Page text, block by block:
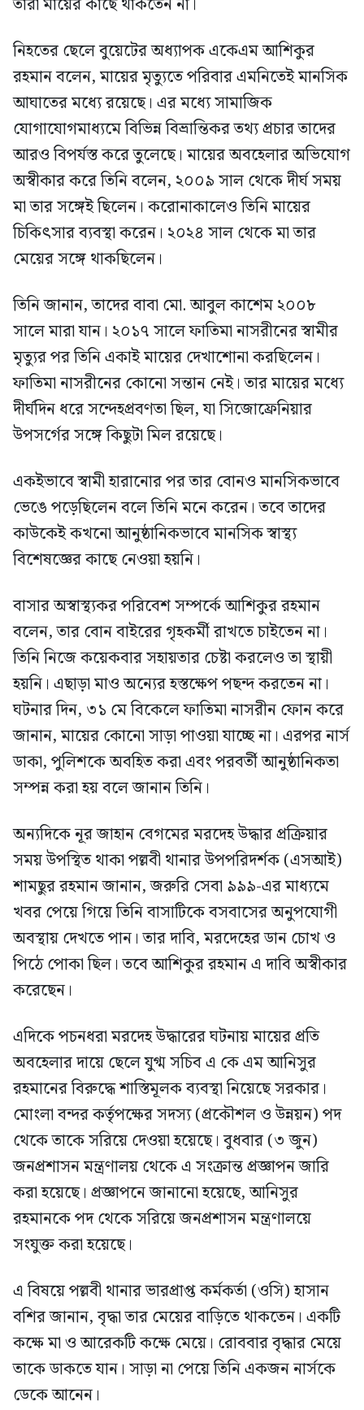
নিহতের ছেলে বুয়েটের অধ্যাপক একেএম আশিকুর
রহমান বলেন, মায়ের মৃত্যুতে পরিবার এমনিতেই মানসিক
আঘাতের মধ্যে রয়েছে। এর মধ্যে সামাজিক
যোগাযোগমাধ্যমে বিভিন্ন বিভ্রান্তিকর তথ্য প্রচার তাদের
আরও বিপর্যস্ত করে তুলেছে। মায়ের অবহেলার অভিযোগ
অস্বীকার করে তিনি বলেন, ২০০৯ সাল থেকে দীর্ঘ সময়
মা তার সঙ্গেই ছিলেন। করোনাকালেও তিনি মায়ের
চিকিৎসার ব্যবস্থা করেন। ২০২৪ সাল থেকে মা তার
মেয়ের সঙ্গে থাকছিলেন।
তিনি জানান, তাদের বাবা মো. আবুল কাশেম ২০০৮
সালে মারা যান। ২০১৭ সালে ফাতিমা নাসরীনের স্বামীর
মৃত্যুর পর তিনি একাই মায়ের দেখাশোনা করছিলেন।
ফাতিমা নাসরীনের কোনো সন্তান নেই। তার মায়ের মধ্যে
দীর্ঘদিন ধরে সন্দেহপ্রবণতা ছিল, যা সিজোফ্রেনিয়ার
উপসর্গের সঙ্গে কিছুটা মিল রয়েছে।
একইভাবে স্বামী হারানোর পর তার বোনও মানসিকভাবে
ভেঙে পড়েছিলেন বলে তিনি মনে করেন। তবে তাদের
কাউকেই কখনো আনুষ্ঠানিকভাবে মানসিক স্বাস্থ্য
বিশেষজ্ঞের কাছে নেওয়া হয়নি।
বাসার অস্বাস্থ্যকর পরিবেশ সম্পর্কে আশিকুর রহমান
বলেন, তার বোন বাইরের গৃহকর্মী রাখতে চাইতেন না।
তিনি নিজে কয়েকবার সহায়তার চেষ্টা করলেও তা স্থায়ী
হয়নি। এছাড়া মাও অন্যের হস্তক্ষেপ পছন্দ করতেন না।
ঘটনার দিন, ৩১ মে বিকেলে ফাতিমা নাসরীন ফোন করে
জানান, মায়ের কোনো সাড়া পাওয়া যাচ্ছে না। এরপর নার্স
ডাকা, পুলিশকে অবহিত করা এবং পরবর্তী আনুষ্ঠানিকতা
সম্পন্ন করা হয় বলে জানান তিনি।
অন্যদিকে নূর জাহান বেগমের মরদেহ উদ্ধার প্রক্রিয়ার
সময় উপস্থিত থাকা পল্লবী থানার উপপরিদর্শক (এসআই)
শামছুর রহমান জানান, জরুরি সেবা ৯৯৯-এর মাধ্যমে
খবর পেয়ে গিয়ে তিনি বাসাটিকে বসবাসের অনুপযোগী
অবস্থায় দেখতে পান। তার দাবি, মরদেহের ডান চোখ ও
পিঠে পোকা ছিল। তবে আশিকুর রহমান এ দাবি অস্বীকার
করেছেন।
এদিকে পচনধরা মরদেহ উদ্ধারের ঘটনায় মায়ের প্রতি
অবহেলার দায়ে ছেলে যুগ্ম সচিব এ কে এম আনিসুর
রহমানের বিরুদ্ধে শাস্তিমূলক ব্যবস্থা নিয়েছে সরকার।
মোংলা বন্দর কর্তৃপক্ষের সদস্য (প্রকৌশল ও উন্নয়ন) পদ
থেকে তাকে সরিয়ে দেওয়া হয়েছে। বুধবার (৩ জুন)
জনপ্রশাসন মন্ত্রণালয় থেকে এ সংক্রান্ত প্রজ্ঞাপন জারি
করা হয়েছে। প্রজ্ঞাপনে জানানো হয়েছে, আনিসুর
রহমানকে পদ থেকে সরিয়ে জনপ্রশাসন মন্ত্রণালয়ে
সংযুক্ত করা হয়েছে।
এ বিষয়ে পল্লবী থানার ভারপ্রাপ্ত কর্মকর্তা (ওসি) হাসান
বশির জানান, বৃদ্ধা তার মেয়ের বাড়িতে থাকতেন। একটি
কক্ষে মা ও আরেকটি কক্ষে মেয়ে। রোববার বৃদ্ধার মেয়ে
তাকে ডাকতে যান। সাড়া না পেয়ে তিনি একজন নার্সকে
ডেকে আনেন।